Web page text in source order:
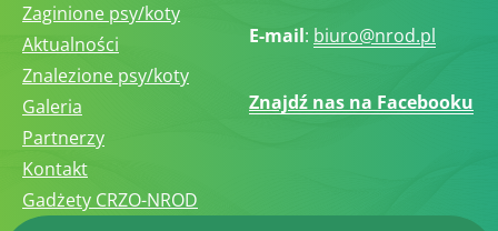
Zaginione psy/koty
Aktualności
Znalezione psy/koty
Galeria
Partnerzy
Kontakt
Gadżety CRZO-NROD
E-mail: biuro@nrod.pl
Znajdź nas na Facebooku